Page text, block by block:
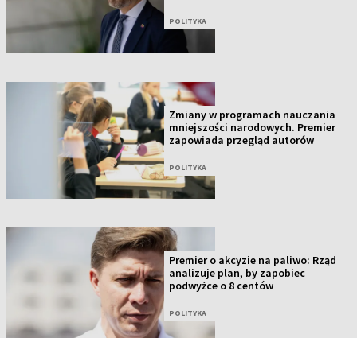
POLITYKA
Zmiany w programach nauczania
mniejszości narodowych. Premier
zapowiada przegląd autorów
POLITYKA
Premier o akcyzie na paliwo: Rząd
analizuje plan, by zapobiec
podwyżce o 8 centów
POLITYKA